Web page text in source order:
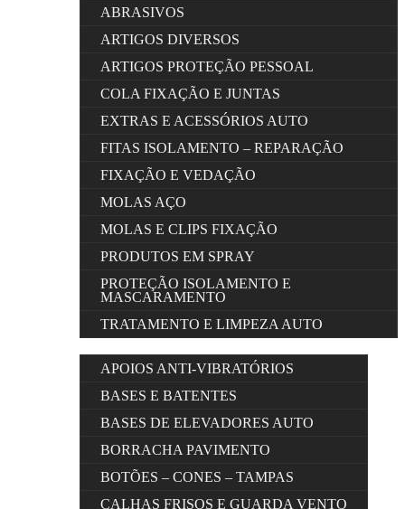
ABRASIVOS
ARTIGOS DIVERSOS
ARTIGOS PROTEÇÃO PESSOAL
COLA FIXAÇÃO E JUNTAS
EXTRAS E ACESSÓRIOS AUTO
FITAS ISOLAMENTO – REPARAÇÃO
FIXAÇÃO E VEDAÇÃO
MOLAS AÇO
MOLAS E CLIPS FIXAÇÃO
PRODUTOS EM SPRAY
PROTEÇÃO ISOLAMENTO E
MASCARAMENTO
TRATAMENTO E LIMPEZA AUTO
APOIOS ANTI-VIBRATÓRIOS
BASES E BATENTES
BASES DE ELEVADORES AUTO
BORRACHA PAVIMENTO
BOTÕES – CONES – TAMPAS
CALHAS FRISOS E GUARDA VENTO